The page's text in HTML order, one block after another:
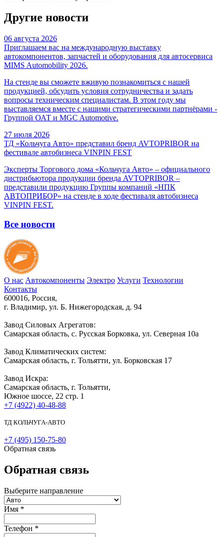
Другие новости
06 августа 2026
Приглашаем вас на международную выставку
автокомпонентов, запчастей и оборудования для автосервиса
MIMS Automobility 2026.
На стенде вы сможете вживую познакомиться с нашей
продукцией, обсудить условия сотрудничества и задать
вопросы техническим специалистам. В этом году мы
выставляемся вместе с нашими стратегическими партнёрами -
Группой ОАТ и MGC Automotive.
27 июля 2026
ТД «Кольчуга Авто» представил бренд AVTOPRIBOR на
фестивале автобизнеса VINPIN FEST
Эксперты Торгового дома «Кольчуга Авто» – официального
дистрибьютора продукции бренда AVTOPRIBOR –
представили продукцию Группы компаний «НПК
АВТОПРИБОР» на стенде в ходе фестиваля автобизнеса
VINPIN FEST.
Все новости
О нас Автокомпоненты Электро Услуги Технологии
Контакты
600016, Россия,
г. Владимир, ул. Б. Нижегородская, д. 94
Завод Силовых Агрегатов:
Самарская область, с. Русская Борковка, ул. Северная 10а
Завод Климатических систем:
Самарская область, г. Тольятти, ул. Борковская 17
Завод Искра:
Самарская область, г. Тольятти,
Южное шоссе, 22 стр. 1
+7 (4922) 40-48-88
ТД КОЛЬЧУГА-АВТО
+7 (495) 150-75-80
Обратная связь
Обратная связь
Выберите направление
Имя *
Телефон *